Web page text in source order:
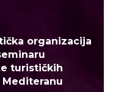
organizacija
turističkih